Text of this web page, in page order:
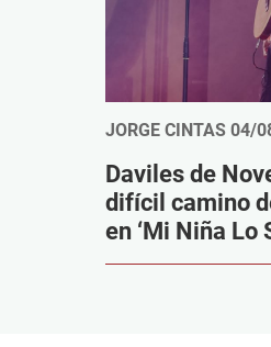
JORGE CINTAS 04/
Daviles de
difícil camino
en ‘Mi Niña Lo